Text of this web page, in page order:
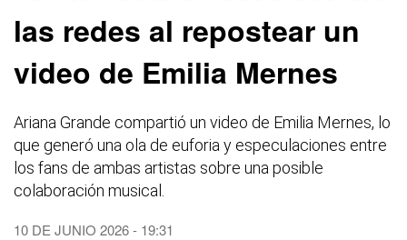
las redes al repostear un
video de Emilia Mernes
Ariana Grande compartió un video de Emilia Mernes, lo
que generó una ola de euforia y especulaciones entre
los fans de ambas artistas sobre una posible
colaboración musical.
10 DE JUNIO 2026 - 19:31